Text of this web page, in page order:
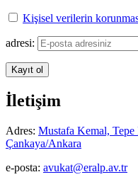
Kişisel verilerin
adresi:
İletişim
Adres: Mustafa Kemal,
Çankaya/Ankara
e-posta: avukat@eralp.av.tr